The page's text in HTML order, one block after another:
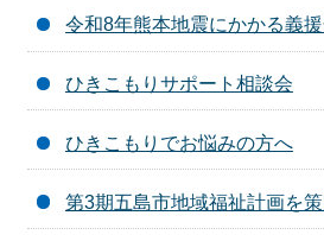
令和8年熊本地震にかかる義
ひきこもりサポート相談会
ひきこもりでお悩みの方へ
第3期五島市地域福祉計画を